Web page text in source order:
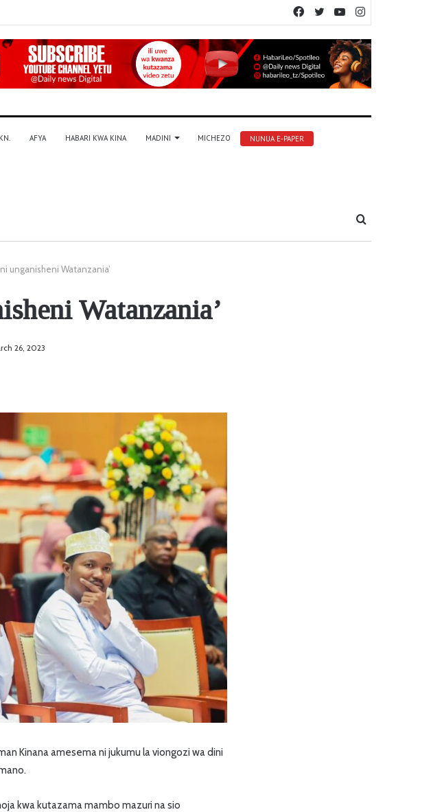
YouTube
Twitter
Facebook
AFYA HABARI KWA KINA MADINI MICHEZO NUNUA E-PAPER
Tafuta
unganisheni Watanzania’
Watanzania’
26, 2023
Kinana amesema ni jukumu la viongozi wa dini
kwa kutazama mambo mazuri na sio